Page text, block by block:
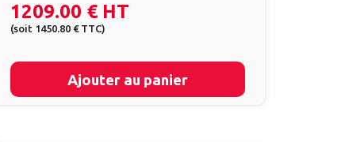
1209.00 € HT
(soit 1450.80 € TTC)
Ajouter au panier